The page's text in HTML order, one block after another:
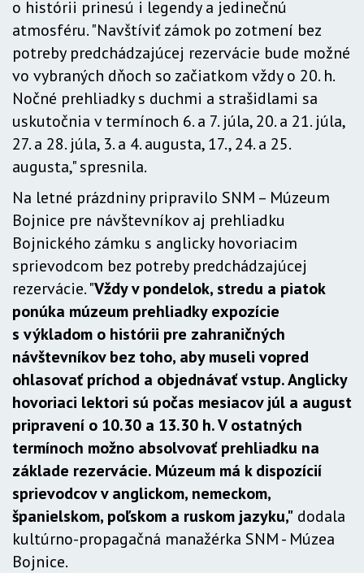
o histórii prinesú i legendy a jedinečnú
atmosféru. "Navštíviť zámok po zotmení bez
potreby predchádzajúcej rezervácie bude možné
vo vybraných dňoch so začiatkom vždy o 20. h.
Nočné prehliadky s duchmi a strašidlami sa
uskutočnia v termínoch 6. a 7. júla, 20. a 21. júla,
27. a 28. júla, 3. a 4. augusta, 17., 24. a 25.
augusta," spresnila.
Na letné prázdniny pripravilo SNM – Múzeum
Bojnice pre návštevníkov aj prehliadku
Bojnického zámku s anglicky hovoriacim
sprievodcom bez potreby predchádzajúcej
rezervácie. "Vždy v pondelok, stredu a piatok
ponúka múzeum prehliadky expozície
s výkladom o histórii pre zahraničných
návštevníkov bez toho, aby museli vopred
ohlasovať príchod a objednávať vstup. Anglicky
hovoriaci lektori sú počas mesiacov júl a august
pripravení o 10.30 a 13.30 h. V ostatných
termínoch možno absolvovať prehliadku na
základe rezervácie. Múzeum má k dispozícií
sprievodcov v anglickom, nemeckom,
španielskom, poľskom a ruskom jazyku," dodala
kultúrno-propagačná manažérka SNM - Múzea
Bojnice.